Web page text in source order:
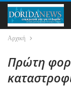
Αρχική
Πρώτη